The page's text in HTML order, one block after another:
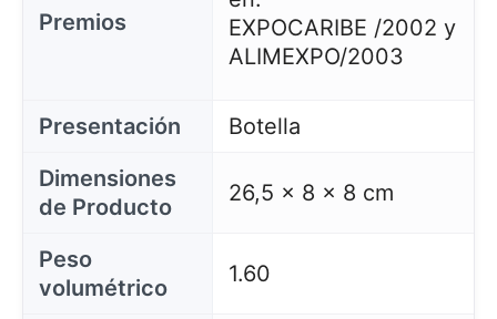
Premios
EXPOCARIBE /2002 y
ALIMEXPO/2003
Presentación
Botella
Dimensiones
de Producto
26,5 x 8 x 8 cm
Peso
volumétrico
1.60